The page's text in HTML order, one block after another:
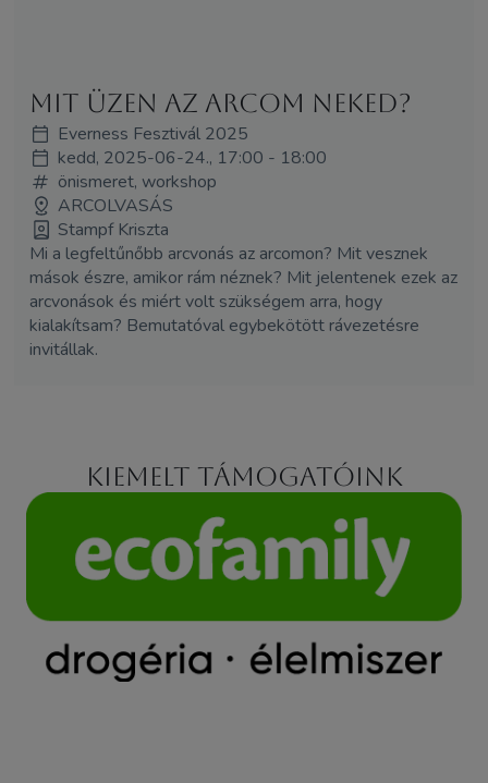
Mit üzen az arcom Neked?
Everness Fesztivál 2025
kedd, 2025-06-24., 17:00 - 18:00
önismeret, workshop
ARCOLVASÁS
Stampf Kriszta
Mi a legfeltűnőbb arcvonás az arcomon? Mit vesznek
mások észre, amikor rám néznek? Mit jelentenek ezek az
arcvonások és miért volt szükségem arra, hogy
kialakítsam? Bemutatóval egybekötött rávezetésre
invitállak.
Kiemelt támogatóink